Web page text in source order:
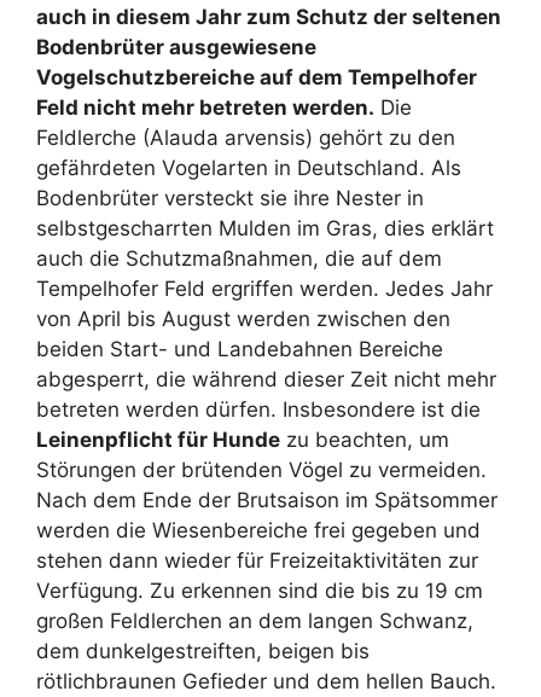
auch in diesem Jahr zum Schutz der seltenen
Bodenbrüter ausgewiesene
Vogelschutzbereiche auf dem Tempelhofer
Feld nicht mehr betreten werden. Die
Feldlerche (Alauda arvensis) gehört zu den
gefährdeten Vogelarten in Deutschland. Als
Bodenbrüter versteckt sie ihre Nester in
selbstgescharrten Mulden im Gras, dies erklärt
auch die Schutzmaßnahmen, die auf dem
Tempelhofer Feld ergriffen werden. Jedes Jahr
von April bis August werden zwischen den
beiden Start- und Landebahnen Bereiche
abgesperrt, die während dieser Zeit nicht mehr
betreten werden dürfen. Insbesondere ist die
Leinenpflicht für Hunde zu beachten, um
Störungen der brütenden Vögel zu vermeiden.
Nach dem Ende der Brutsaison im Spätsommer
werden die Wiesenbereiche frei gegeben und
stehen dann wieder für Freizeitaktivitäten zur
Verfügung. Zu erkennen sind die bis zu 19 cm
großen Feldlerchen an dem langen Schwanz,
dem dunkelgestreiften, beigen bis
rötlichbraunen Gefieder und dem hellen Bauch.